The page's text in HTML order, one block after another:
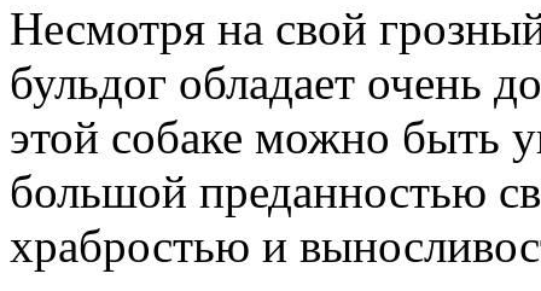
Несмотря на свой
бульдог обладает очень
этой собаке можно быть
большой преданностью
храбростью и